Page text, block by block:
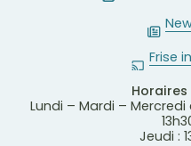
Frise
Horaires
Lundi – Mardi –
Jeudi :